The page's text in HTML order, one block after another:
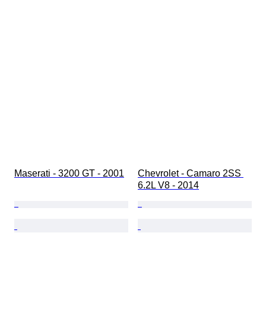
Maserati - 3200 GT - 2001
Chevrolet - Camaro 2SS
6.2L V8 - 2014